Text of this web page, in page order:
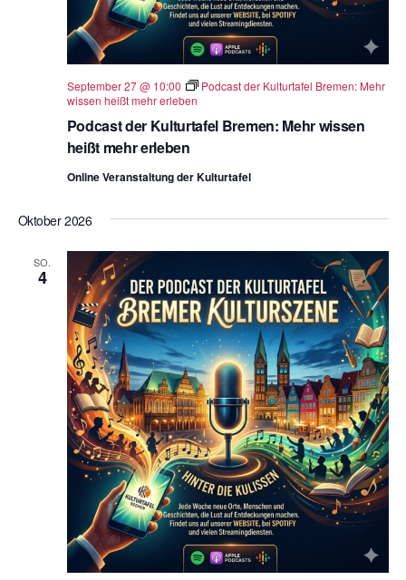
Podcast der Kulturtafel Bremen: Mehr wissen
heißt mehr erleben
September 27 @ 10:00
Podcast der Kulturtafel Bremen: Mehr
wissen heißt mehr erleben
Online Veranstaltung der Kulturtafel
Oktober 2026
SO.
4